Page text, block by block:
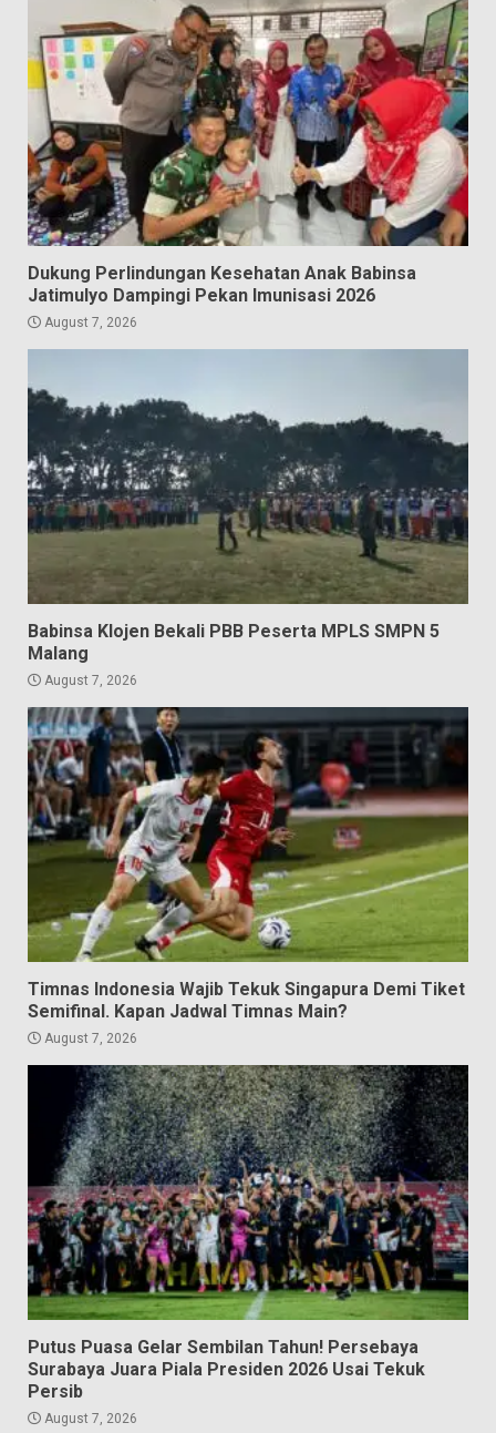
Dukung Perlindungan Kesehatan Anak Babinsa
Jatimulyo Dampingi Pekan Imunisasi 2026
August 7, 2026
Babinsa Klojen Bekali PBB Peserta MPLS SMPN 5
Malang
August 7, 2026
Timnas Indonesia Wajib Tekuk Singapura Demi Tiket
Semifinal. Kapan Jadwal Timnas Main?
August 7, 2026
Putus Puasa Gelar Sembilan Tahun! Persebaya
Surabaya Juara Piala Presiden 2026 Usai Tekuk
Persib
August 7, 2026